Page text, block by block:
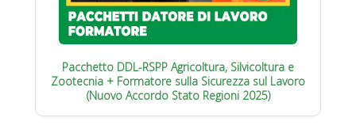
Pacchetto DDL-RSPP Agricoltura, Silvicoltura e
Zootecnia + Formatore sulla Sicurezza sul Lavoro
(Nuovo Accordo Stato Regioni 2025)